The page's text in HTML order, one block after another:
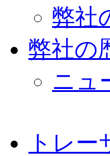
弊社
弊社の
ニュ
トレー